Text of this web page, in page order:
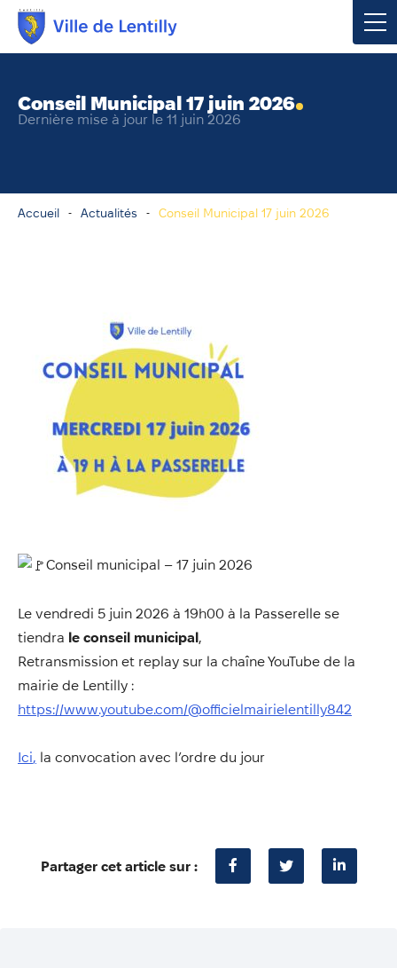
Conseil Municipal 17 juin 2026
Dernière mise à jour le 11 juin 2026
Accueil Actualités Conseil Municipal 17 juin 2026
Conseil municipal – 17 juin 2026
Le vendredi 5 juin 2026 à 19h00 à la Passerelle se
tiendra le conseil municipal,
Retransmission et replay sur la chaîne YouTube de la
mairie de Lentilly :
https://www.youtube.com/@officielmairielentilly842
Ici, la convocation avec l’ordre du jour
Partager cet article sur :
Votre mairie
Social & Économie
Contacter votre mairie
Publications
Évènements
Démarches